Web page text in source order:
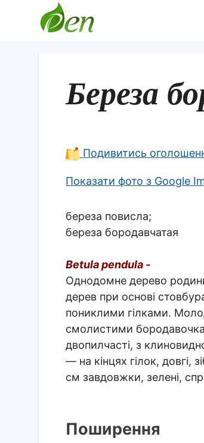
Береза
Подивитись
Показати фото з Google
береза повисла;
береза бородавчатая
Betula pendula -
Однодомне дерево
дерев при основі
пониклими гілками.
смолистими
двопилчасті, з
— на кінцях гілок, довгі,
см завдовжки, зелені,
Поширення